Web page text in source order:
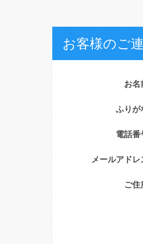
お客様のご
お名
ふりが
電話番
メールアドレ
ご住